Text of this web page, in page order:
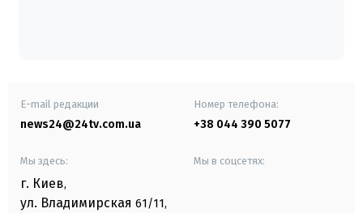
E-mail редакции
news24@24tv.com.ua
Номер телефона:
+38 044 390 5077
Мы здесь:
г. Киев,
ул. Владимирская 61/11,
Мы в соцсетях: